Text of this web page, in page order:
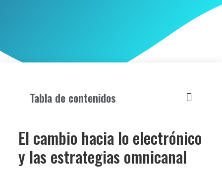
Tabla de contenidos
El cambio hacia lo electrónico
y las estrategias omnicanal